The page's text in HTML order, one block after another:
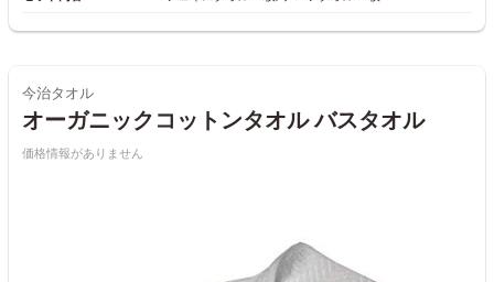
今治タオル
オーガニックコットンタオル バスタオル
価格情報がありません